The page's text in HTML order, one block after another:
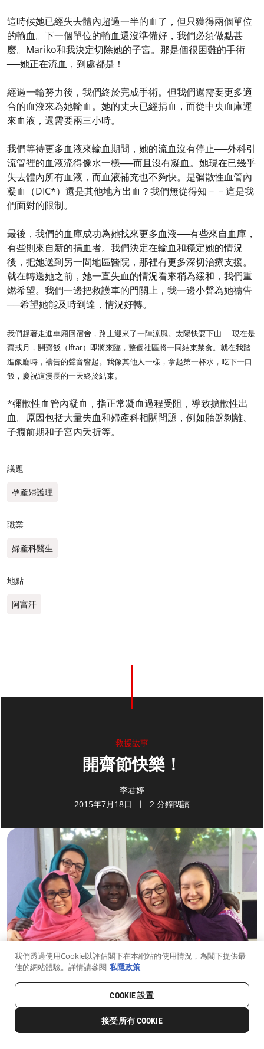
0 分享
這時候她已經失去體內超過一半的血了，但只獲得兩個單位
的輸血。下一個單位的輸血還沒準備好，我們必須做點甚
麼。Mariko和我決定切除她的子宮。那是個很困難的手術
──她正在流血，到處都是！
經過一輪努力後，我們終於完成手術。但我們還需要更多適
合的血液來為她輸血。她的丈夫已經捐血，而從中央血庫運
來血液，還需要兩三小時。
我們等待更多血液來輸血期間，她的流血沒有停止──外科引
流管裡的血液流得像水一樣──而且沒有凝血。她現在已幾乎
失去體內所有血液，而血液補充也不夠快。是彌散性血管內
凝血（DIC*）還是其他地方出血？我們無從得知－－這是我
們面對的限制。
最後，我們的血庫成功為她找來更多血液──有些來自血庫，
有些則來自新的捐血者。我們決定在輸血和穩定她的情況
後，把她送到另一間地區醫院，那裡有更多深切治療支援。
就在轉送她之前，她一直失血的情況看來稍為緩和，我們重
燃希望。我們一邊把救護車的門關上，我一邊小聲為她禱告
──希望她能及時到達，情況好轉。
我們趕著走進車廂回宿舍，路上迎來了一陣涼風。太陽快要下山──現在是
齋戒月，開齋飯（lftar）即將來臨，整個社區將一同結束禁食。就在我踏
進飯廳時，禱告的聲音響起。我像其他人一樣，拿起第一杯水，吃下一口
飯，慶祝這漫長的一天終於結束。
*彌散性血管內凝血，指正常凝血過程受阻，導致擴散性出
血。原因包括大量失血和婦產科相關問題，例如胎盤剝離、
子癇前期和子宮內夭折等。
議題
孕產婦護理
職業
婦產科醫生​
地點
阿富汗
救援故事
開齋節快樂！
李君婷
2015年7月18日
2 分鐘閱讀
首頁最新動向前線新聞與故事
我們透過使用Cookie以評估閣下在本網站的使用情況，為閣下提供最
佳的網站體驗。詳情請參閱 私隱政策
COOKIE 設置
接受所有 COOKIE